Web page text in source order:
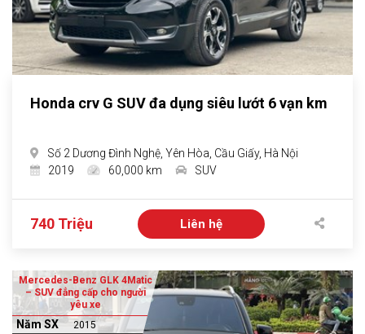
Honda crv G SUV đa dụng siêu lướt 6 vạn km
Số 2 Dương Đình Nghệ, Yên Hòa, Cầu Giấy, Hà Nội
2019
60,000 km SUV
740 Triệu Liên hệ
Mercedes-Benz GLK 4Matic
– SUV đẳng cấp cho người
yêu xe
Năm SX 2015